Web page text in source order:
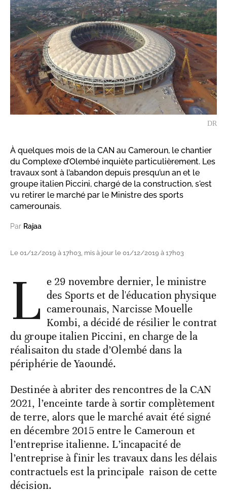
DR
À quelques mois de la CAN au Cameroun, le chantier
du Complexe d’Olembé inquiète particulièrement. Les
travaux sont à l’abandon depuis presqu’un an et le
groupe italien Piccini, chargé de la construction, s'est
vu retirer le marché par le Ministre des sports
camerounais.
Par Rajaa
Le 01/12/2019 à 17h03, mis à jour le 01/12/2019 à 17h03
L e 29 novembre dernier, le ministre
des Sports et de l'éducation physique
camerounais, Narcisse Mouelle
Kombi, a décidé de résilier le contrat
du groupe italien Piccini, en charge de la
réalisaiton du stade d’Olembé dans la
périphérie de Yaoundé.
Destinée à abriter des rencontres de la CAN
2021, l’enceinte tarde à sortir complètement
de terre, alors que le marché avait été signé
en décembre 2015 entre le Cameroun et
l’entreprise italienne. L’incapacité de
l’entreprise à finir les travaux dans les délais
contractuels est la principale raison de cette
décision.